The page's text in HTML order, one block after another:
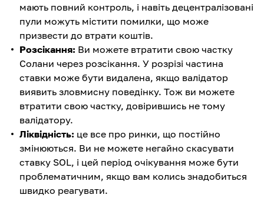
мають повний контроль, і навіть децентралізовані
пули можуть містити помилки, що може
призвести до втрати коштів.
Розсікання: Ви можете втратити свою частку
Солани через розсікання. У розрізі частина
ставки може бути видалена, якщо валідатор
виявить зловмисну поведінку. Тож ви можете
втратити свою частку, довірившись не тому
валідатору.
Ліквідність: це все про ринки, що постійно
змінюються. Ви не можете негайно скасувати
ставку SOL, і цей період очікування може бути
проблематичним, якщо вам колись знадобиться
швидко реагувати.